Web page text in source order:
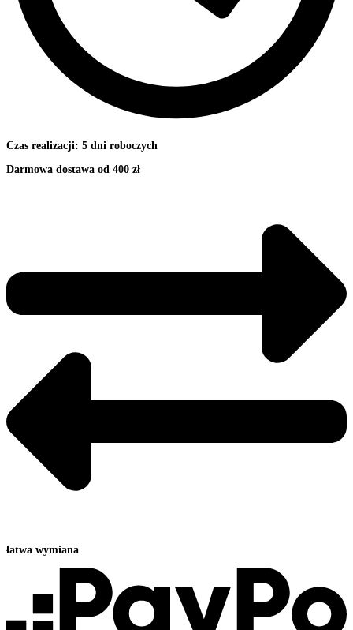
Czas realizacji: 5 dni roboczych
Darmowa dostawa od 400 zł
łatwa wymiana